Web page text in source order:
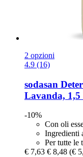
2 opzioni
4.9 (16)
sodasan
Lavanda, 1,5
-10%
Con oli
Ingredienti
Per tutte le
€ 7,63 € 8,48 (€